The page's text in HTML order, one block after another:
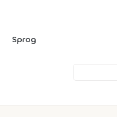
Sprog